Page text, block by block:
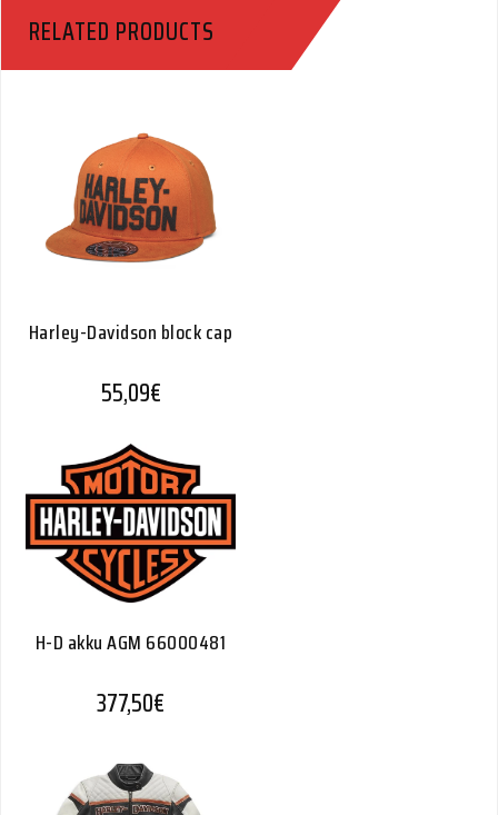
RELATED PRODUCTS
Harley-Davidson block cap
55,09€
H-D akku AGM 66000481
377,50€